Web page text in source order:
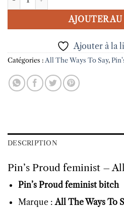
AJOUTER
Ajouter à la
Catégories : All The Ways To Say,
DESCRIPTION
Pin’s Proud feminist –
Pin’s Proud feminist bitch
Marque :All The Ways To